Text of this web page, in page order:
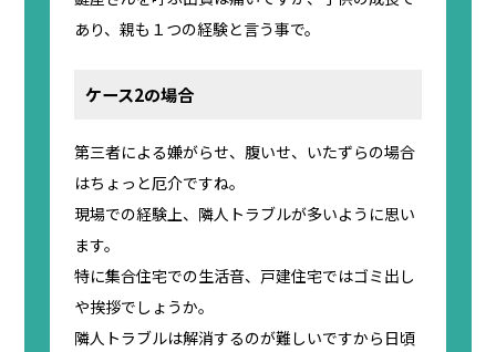
あり、親も１つの経験と言う事で。
ケース2の場合
第三者による嫌がらせ、腹いせ、いたずらの場合
はちょっと厄介ですね。
現場での経験上、隣人トラブルが多いように思い
ます。
特に集合住宅での生活音、戸建住宅ではゴミ出し
や挨拶でしょうか。
隣人トラブルは解消するのが難しいですから日頃